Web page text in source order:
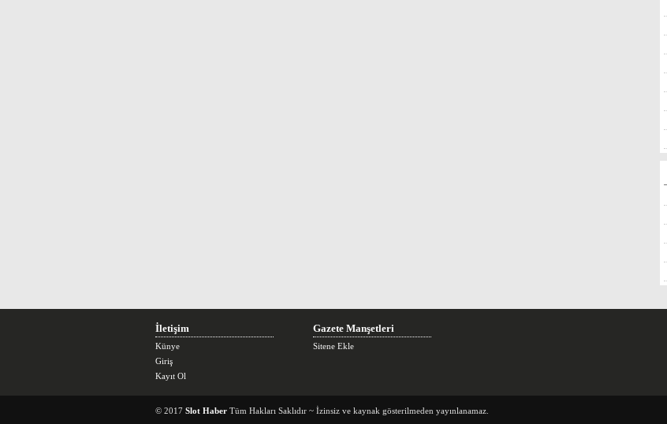
İletişim
Künye
Giriş
Kayıt Ol
Gazete Manşetleri
Sitene Ekle
© 2017 Slot Haber Tüm Hakları Saklıdır ~ İzinsiz ve kaynak gösterilmeden yayınlanamaz.